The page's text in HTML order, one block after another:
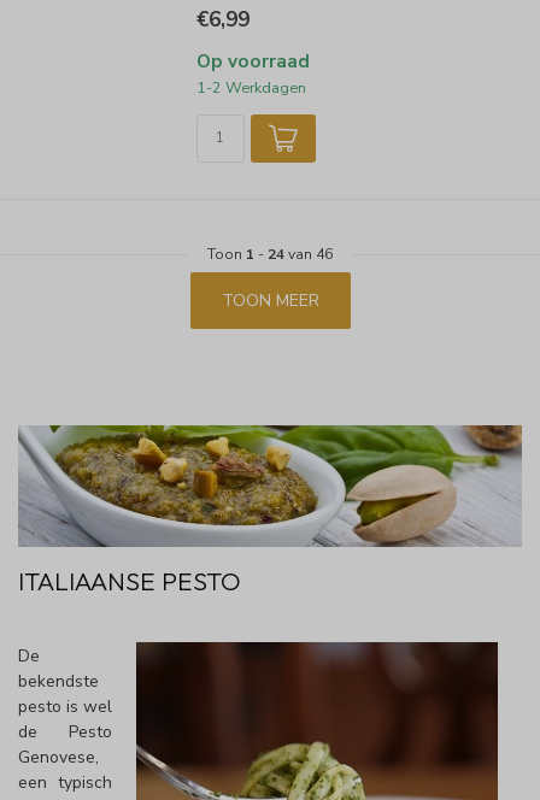
€6,99
Op voorraad
1-2 Werkdagen
Toon 1 - 24van 46
TOON MEER
ITALIAANSE PESTO
De
bekendste
pesto is wel
de Pesto
Genovese,
een typisch